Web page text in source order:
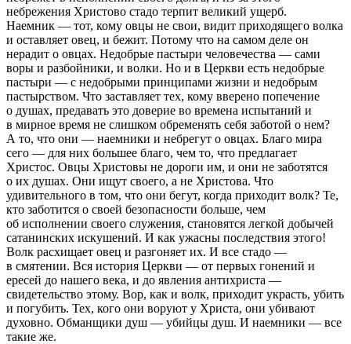
небрежения Христово стадо терпит великий ущерб.
Наемник — тот, кому овцы не свои, видит приходящего волка
и оставляет овец, и бежит. Потому что на самом деле он
нерадит о овцах. Недобрые пастыри человечества — сами
воры и разбойники, и волки. Но и в Церкви есть недобрые
пастыри — с недобрыми принципами жизни и недобрым
пастырством. Что заставляет тех, кому вверено попечение
о душах, предавать это доверие во времена испытаний и
в мирное время не слишком обременять себя заботой о нем?
А то, что они — наемники и небрегут о овцах. Благо мира
сего — для них большее благо, чем то, что предлагает
Христос. Овцы Христовы не дороги им, и они не заботятся
о их душах. Они ищут своего, а не Христова. Что
удивительного в том, что они бегут, когда приходит волк? Те,
кто заботится о своей безопасности больше, чем
об исполнении своего служения, становятся легкой добычей
сатанинских искушений. И как ужасны последствия этого!
Волк расхищает овец и разгоняет их. И все стадо —
в смятении. Вся история Церкви — от первых гонений и
ересей до нашего века, и до явления антихриста —
свидетельство этому. Вор, как и волк, приходит украсть, убить
и погубить. Тех, кого они воруют у Христа, они убивают
духовно. Обманщики душ — убийцы душ. И наемники — все
такие же.